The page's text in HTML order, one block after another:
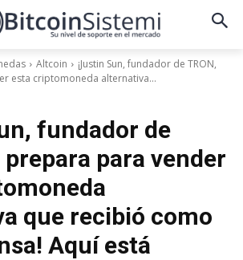
Altcoin
¡Justin Sun, fundador de TRON,
esta criptomoneda alternativa...
fundador de
prepara para vender
que recibió como
Aquí está